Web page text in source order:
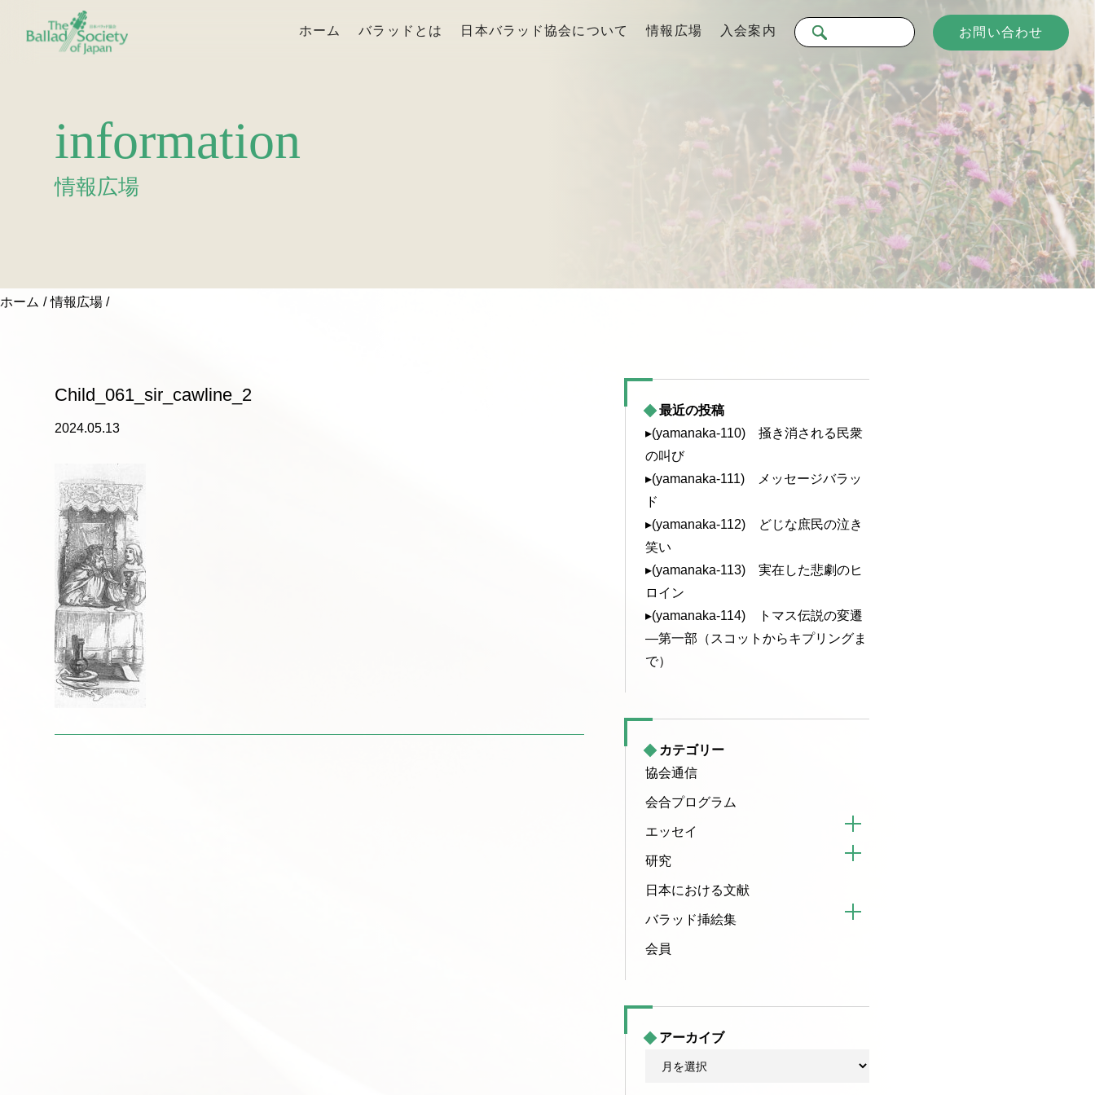
ホーム バラッドとは 日本バラッド協会について 情報広場 入会案内 お問い合わせ
information
情報広場
ホーム 情報広場
Child_061_sir_cawline_2
2024.05.13
最近の投稿
▸(yamanaka-110) 掻き消される民衆
の叫び
▸(yamanaka-111) メッセージバラッ
ド
▸(yamanaka-112) どじな庶民の泣き
笑い
▸(yamanaka-113) 実在した悲劇のヒ
ロイン
▸(yamanaka-114) トマス伝説の変遷
—第一部（スコットからキプリングま
で）
カテゴリー
協会通信
会合プログラム
エッセイ
研究
日本における文献
バラッド挿絵集
会員
アーカイブ